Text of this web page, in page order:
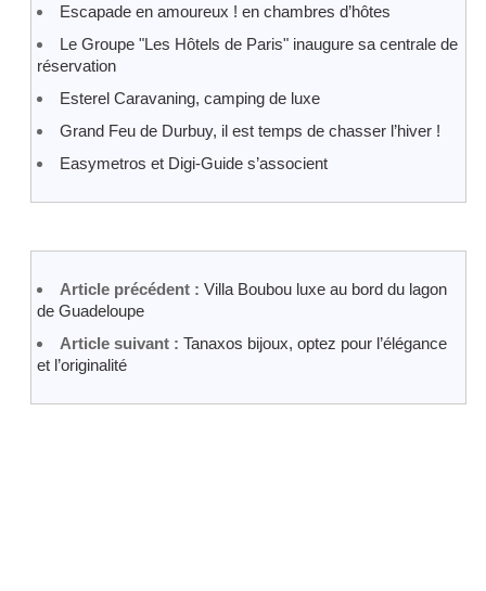
Escapade en amoureux ! en chambres d’hôtes
Le Groupe "Les Hôtels de Paris" inaugure sa centrale de
réservation
Esterel Caravaning, camping de luxe
Grand Feu de Durbuy, il est temps de chasser l’hiver !
Easymetros et Digi-Guide s’associent
Article précédent : Villa Boubou luxe au bord du lagon
de Guadeloupe
Article suivant : Tanaxos bijoux, optez pour l’élégance
et l’originalité